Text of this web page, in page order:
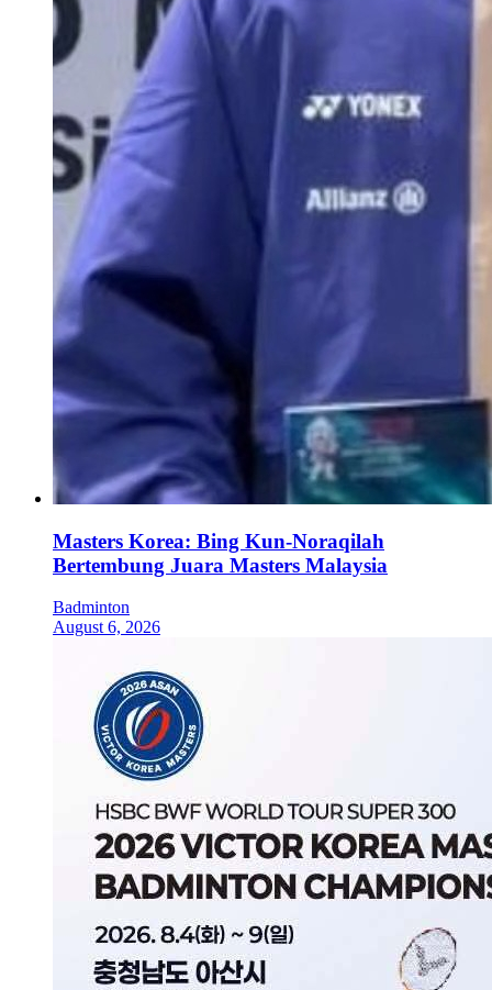
Masters Korea: Bing Kun-Noraqilah
Bertembung Juara Masters Malaysia
Badminton
August 6, 2026